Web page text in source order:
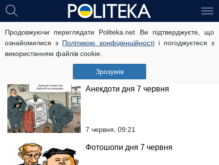
Продовжуючи переглядати Politeka.net Ви підтверджуєте, що
ознайомилися з Політикою конфіденційностіі погоджуєтеся з
використанням файлів cookie.
Зрозумів
Фотошопи дня 8 червня
8 червня, 08:28
Анекдоти дня 7 червня
7 червня, 09:21
Фотошопи дня 7 червня